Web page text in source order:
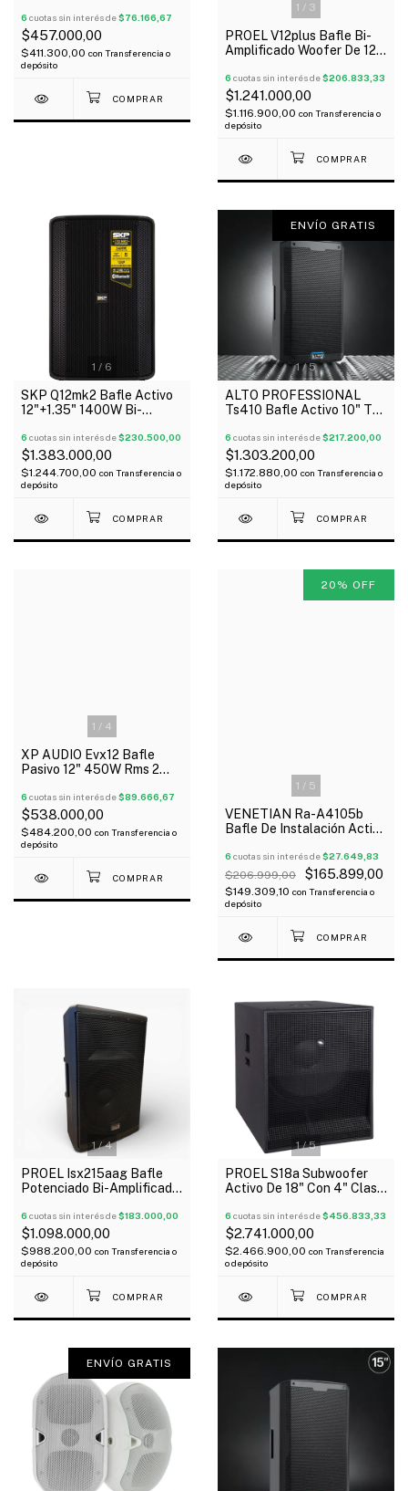
6 cuotas sin interés de$76.166,67
$457.000,00
$411.300,00 con Transferencia o
depósito
1 / 3
PROEL V12plus Bafle Bi-
Amplificado Woofer De 12"
Oferta!
6 cuotas sin interés de$206.833,33
$1.241.000,00
$1.116.900,00 con Transferencia o
depósito
1 / 6
SKP Q12mk2 Bafle Activo
12"+1.35" 1400W Bi-
Dsp
6 cuotas sin interés de$230.500,00
$1.383.000,00
$1.244.700,00 con Transferencia o
depósito
1 /5
ENVÍO GRATIS
ALTO PROFESSIONAL
Ts410 Bafle Activo 10" Ts4
Bluetooth
6 cuotas sin interés de$217.200,00
$1.303.200,00
$1.172.880,00 con Transferencia o
depósito
1 / 4
XP AUDIO Evx12 Bafle
Pasivo 12" 450W Rms 2
6 cuotas sin interés de$89.666,67
$538.000,00
$484.200,00 con Transferencia o
depósito
1 / 5
20 % OFF
VENETIAN Ra-A4105b
Bafle De Instalación Activo
6 cuotas sin interés de$27.649,83
$206.999,00 $165.899,00
$149.309,10 con Transferencia o
depósito
1/4
PROEL Isx215aag Bafle
Potenciado Bi-Amplificado
6 cuotas sin interés de$183.000,00
$1.098.000,00
$988.200,00 con Transferencia o
depósito
1/5
PROEL S18a Subwoofer
Activo De 18" Con 4" Clase
6 cuotas sin interés de$456.833,33
$2.741.000,00
$2.466.900,00 con Transferencia
o depósito
ENVÍO GRATIS